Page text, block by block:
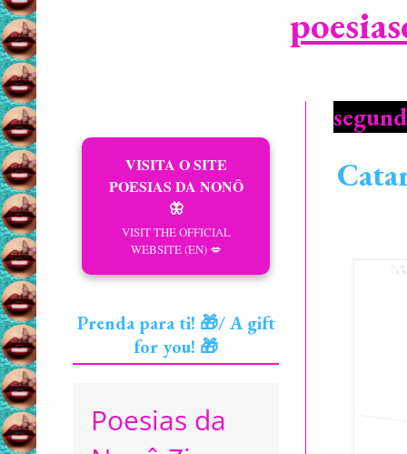
VISITA O SITE
POESIAS DA NONÔ
🦋
VISIT THE OFFICIAL
WEBSITE (EN) 💋
Prenda para ti! 🎁/ A gift
for you! 🎁
Poesias da